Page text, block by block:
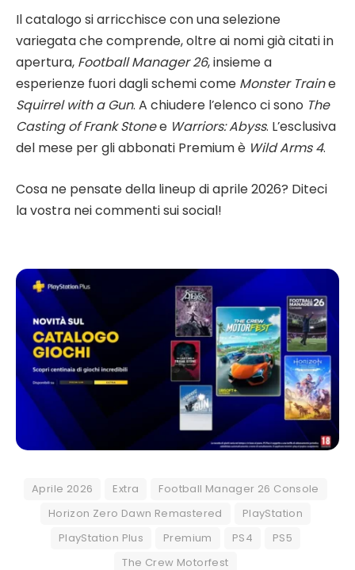
Il catalogo si arricchisce con una selezione
variegata che comprende, oltre ai nomi già citati in
apertura, Football Manager 26, insieme a
esperienze fuori dagli schemi come Monster Traine
Squirrel with a Gun. A chiudere l’elenco ci sono The
Casting of Frank Stonee Warriors: Abyss. L’esclusiva
del mese per gli abbonati Premium è Wild Arms 4.
Cosa ne pensate della lineup di aprile 2026? Diteci
la vostra nei commenti sui social!
Aprile 2026 Extra
Football Manager 26 Console
Horizon Zero Dawn Remastered
PlayStation
PlayStation Plus
Premium PS4
PS5
The Crew Motorfest